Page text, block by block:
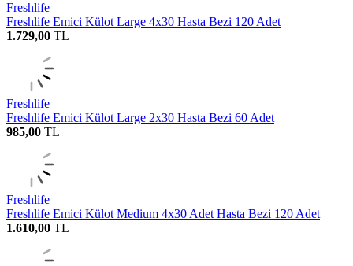
Freshlife
Freshlife Emici Külot Large 4x30 Hasta Bezi 120 Adet
1.729,00 TL
Freshlife
Freshlife Emici Külot Large 2x30 Hasta Bezi 60 Adet
985,00 TL
Freshlife
Freshlife Emici Külot Medium 4x30 Adet Hasta Bezi 120 Adet
1.610,00 TL